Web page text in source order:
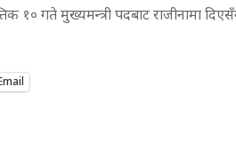
१० गते मुख्यमन्त्री पदबाट राजीनामा